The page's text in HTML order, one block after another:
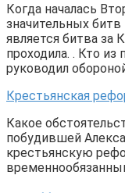
Когда началась
значительных
является битва за
проходила. . Кто из
руководил
Крестьянская
Какое
побудившей
крестьянскую